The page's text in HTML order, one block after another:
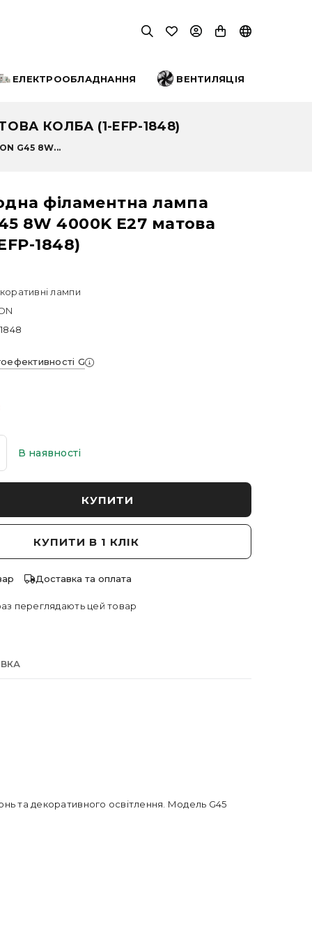
ЕЛЕКТРООБЛАДНАННЯ ВЕНТИЛЯЦІЯ
КОЛБА (1-EFP-1848)
G45 8W...
філаментна лампа
8W 4000K E27 матова
1848)
лампи
G
В наявності
КУПИТИ
КУПИТИ В 1 КЛІК
Доставка та оплата
переглядають цей товар
та декоративного освітлення. Модель G45